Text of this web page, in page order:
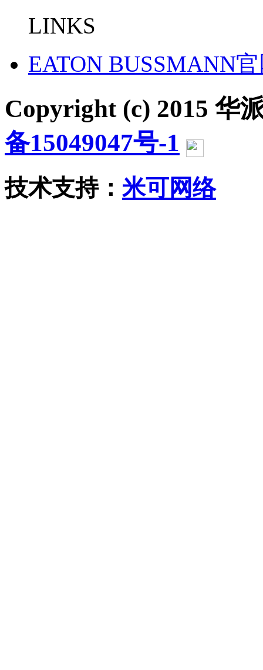
LINKS
EATON BUSSMANN
Copyright (c) 2015 华
备15049047号-1
技术支持： 米可网络